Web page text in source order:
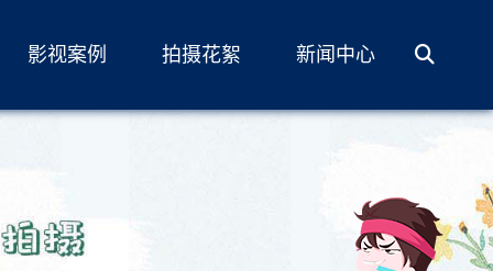
影视案例 拍摄花絮 新闻中心